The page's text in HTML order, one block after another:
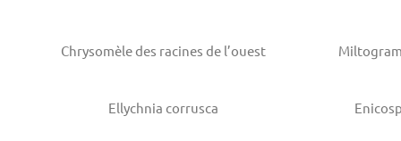
Chrysomèle des racines de l’ouest
Ellychnia corrusca